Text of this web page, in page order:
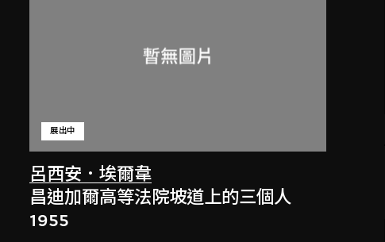
呂西安．埃爾韋
展出中
昌迪加爾高等法院坡道上的三個人
1955